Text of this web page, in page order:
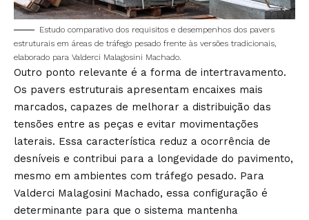
Estudo comparativo dos requisitos e desempenhos dos pavers
estruturais em áreas de tráfego pesado frente às versões tradicionais,
elaborado para Valderci Malagosini Machado.
Outro ponto relevante é a forma de intertravamento.
Os pavers estruturais apresentam encaixes mais
marcados, capazes de melhorar a distribuição das
tensões entre as peças e evitar movimentações
laterais. Essa característica reduz a ocorrência de
desníveis e contribui para a longevidade do pavimento,
mesmo em ambientes com tráfego pesado. Para
Valderci Malagosini Machado, essa configuração é
determinante para que o sistema mantenha